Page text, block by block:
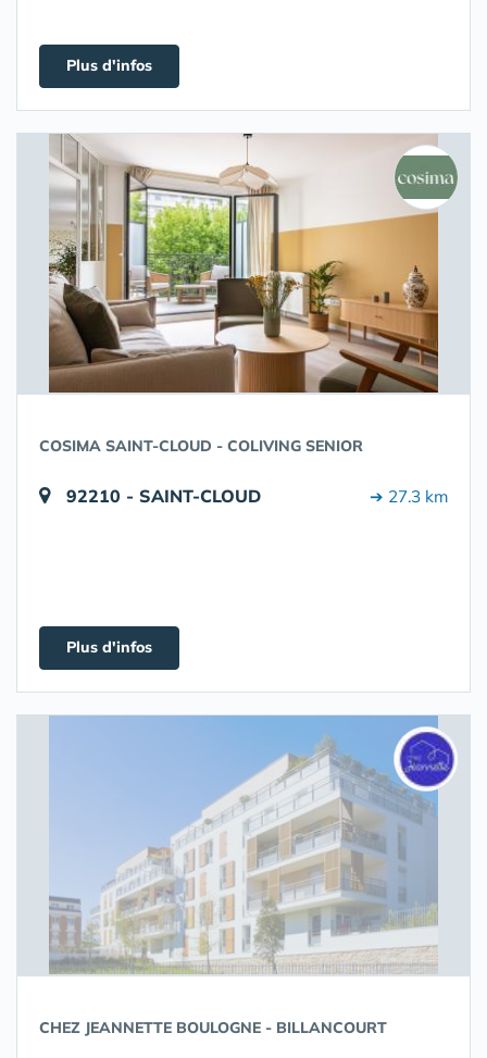
Plus d'infos
COSIMA SAINT-CLOUD - COLIVING SENIOR
92210 - SAINT-CLOUD ➔ 27.3 km
Plus d'infos
CHEZ JEANNETTE BOULOGNE - BILLANCOURT